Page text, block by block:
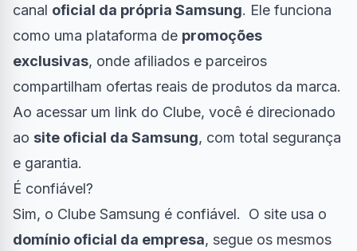
canal oficial da própria Samsung. Ele funciona
como uma plataforma de promoções
exclusivas, onde afiliados e parceiros
compartilham ofertas reais de produtos da marca.
Ao acessar um link do Clube, você é direcionado
ao site oficial da Samsung, com total segurança
e garantia.
É confiável?
Sim, o Clube Samsung é confiável. O site usa o
domínio oficial da empresa, segue os mesmos